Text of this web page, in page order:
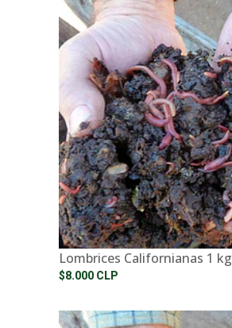
Lombrices Californianas 1 kg
$8.000 CLP